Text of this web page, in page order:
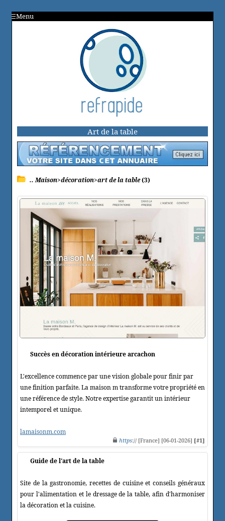
Menu
Art de la table
.. Maison>décoration>art de la table(3)
Succès en décoration intérieure arcachon
L'excellence commence par une vision globale pour finir par
une finition parfaite. La maison m transforme votre propriété en
une référence de style. Notre expertise garantit un intérieur
intemporel et unique.
lamaisonm.com
https:// [France] [06-01-2026] [#1]
Guide de l'art de la table
Site de la gastronomie, recettes de cuisine et conseils généraux
pour l'alimentation et le dressage de la table, afin d'harmoniser
la décoration et la cuisine.